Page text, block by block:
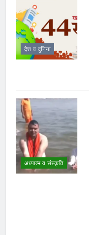
देश व दुनिया
अध्यात्म व संस्कृति